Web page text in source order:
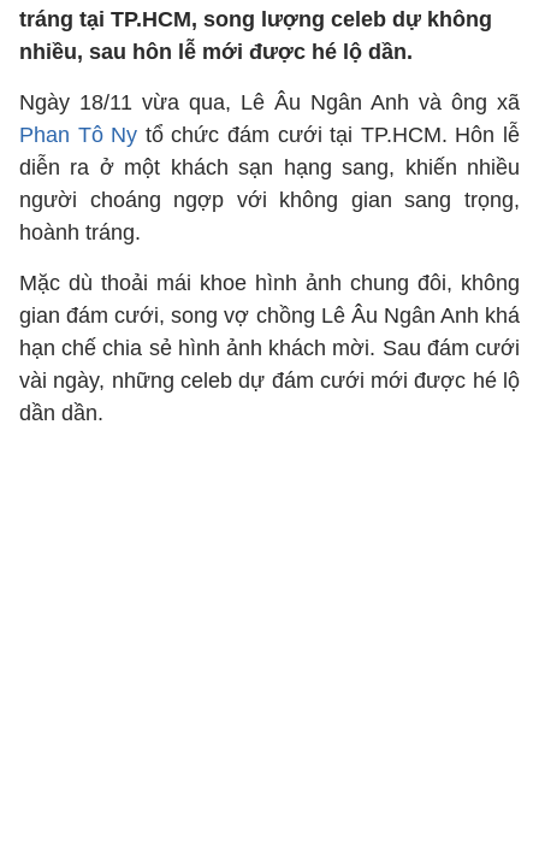
tráng tại TP.HCM, song lượng celeb dự không
nhiều, sau hôn lễ mới được hé lộ dần.
Ngày 18/11 vừa qua, Lê Âu Ngân Anh và ông xã
Phan Tô Ny tổ chức đám cưới tại TP.HCM. Hôn lễ
diễn ra ở một khách sạn hạng sang, khiến nhiều
người choáng ngợp với không gian sang trọng,
hoành tráng.
Mặc dù thoải mái khoe hình ảnh chung đôi, không
gian đám cưới, song vợ chồng Lê Âu Ngân Anh khá
hạn chế chia sẻ hình ảnh khách mời. Sau đám cưới
vài ngày, những celeb dự đám cưới mới được hé lộ
dần dần.